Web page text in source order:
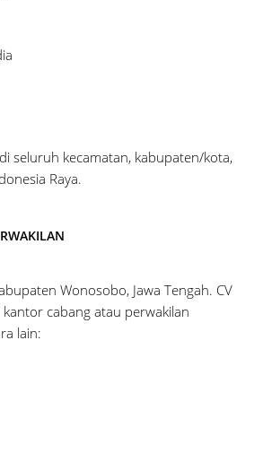
seluruh kecamatan, kabupaten/kota,
Raya.
Wonosobo, Jawa Tengah. CV
kantor cabang atau perwakilan
lain: